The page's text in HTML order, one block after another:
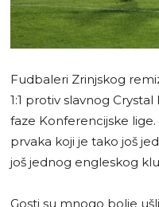
Fudbaleri Zrinjskog
1:1 protiv slavnog
faze Konferencijske
prvaka koji je tako još
još jednog engleskog
Gosti su mnogo bolje